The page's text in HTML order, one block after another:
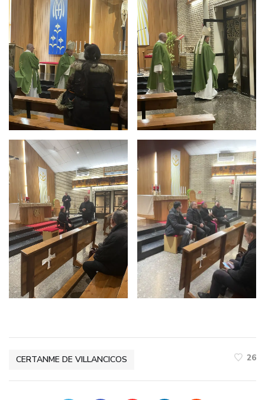
CERTANME DE VILLANCICOS 26